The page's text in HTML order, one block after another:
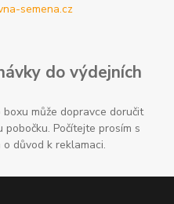
semena.cz
do výdejních
může dopravce doručit
Počítejte prosím s
důvod k reklamaci.